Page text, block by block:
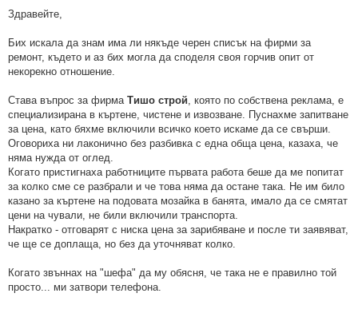
е
н
е
Здравейте,
Бих искала да знам има ли някъде черен списък на фирми за
ремонт, където и аз бих могла да споделя своя горчив опит от
некорекно отношение.
Става въпрос за фирма Тишо строй, която по собствена реклама, е
специализирана в къртене, чистене и извозване. Пуснахме запитване
за цена, като бяхме включили всичко което искаме да се свърши.
Оговориха ни лаконично без разбивка с една обща цена, казаха, че
няма нужда от оглед.
Когато пристигнаха работниците първата работа беше да ме попитат
за колко сме се разбрали и че това няма да остане така. Не им било
казано за къртене на подовата мозайка в банята, имало да се смятат
цени на чували, не били включили транспорта.
Накратко - отговарят с ниска цена за зарибяване и после ти заявяват,
че ще се доплаща, но без да уточняват колко.
Когато звъннах на "шефа" да му обясня, че така не е правилно той
просто... ми затвори телефона.